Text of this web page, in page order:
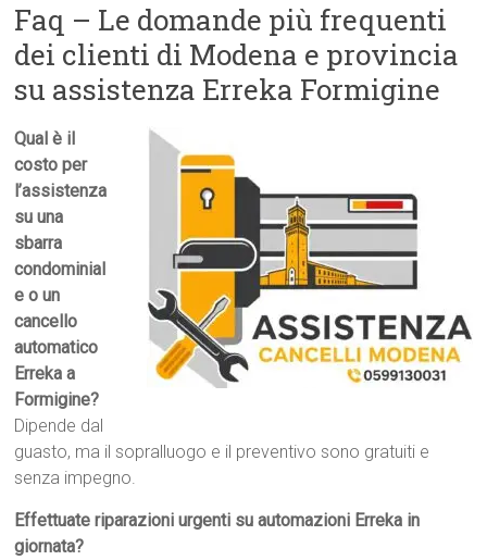
Faq – Le domande più frequenti
dei clienti di Modena e provincia
su assistenza Erreka Formigine
Qual è il
costo per
l’assistenza
su una
sbarra
condominial
e o un
cancello
automatico
Erreka a
Formigine?
Dipende dal
guasto, ma il sopralluogo e il preventivo sono gratuiti e
senza impegno.
Effettuate riparazioni urgenti su automazioni Erreka in
giornata?